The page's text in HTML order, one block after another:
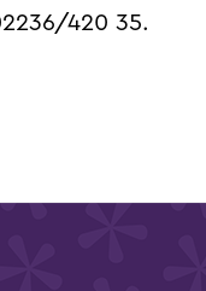
420 35.